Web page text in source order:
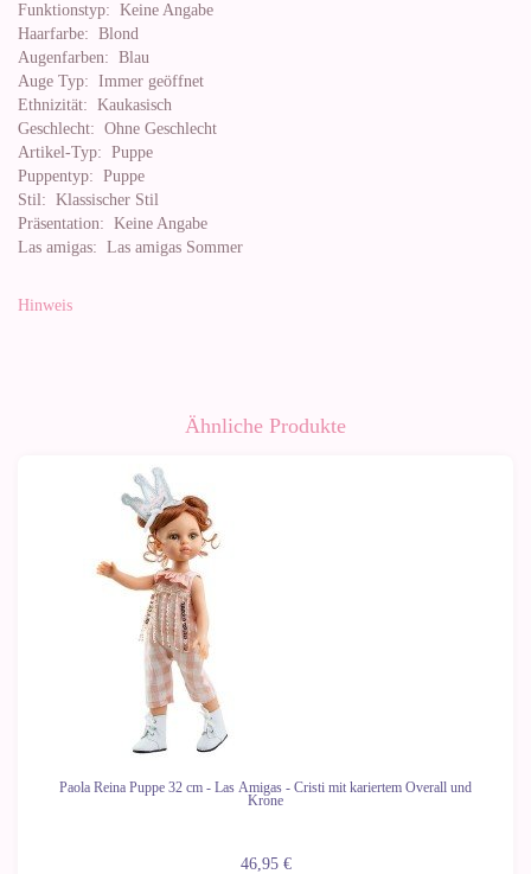
Funktionstyp: Keine Angabe
Haarfarbe: Blond
Augenfarben: Blau
Auge Typ: Immer geöffnet
Ethnizität: Kaukasisch
Geschlecht: Ohne Geschlecht
Artikel-Typ: Puppe
Puppentyp: Puppe
Stil: Klassischer Stil
Präsentation: Keine Angabe
Las amigas: Las amigas Sommer
Hinweis
Ähnliche Produkte
Paola Reina Puppe 32 cm - Las Amigas - Cristi mit kariertem Overall und
Krone
46,95 €